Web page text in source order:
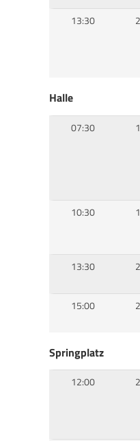
13:30
Halle
07:30
10:30
13:30
15:00
Springplatz
12:00